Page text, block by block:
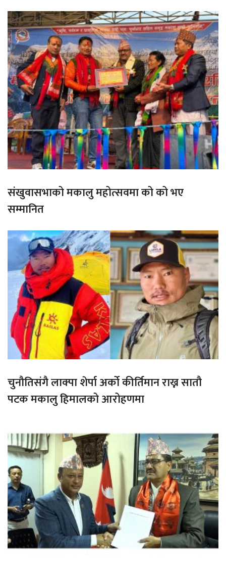
संखुवासभाको मकालु महोत्सवमा को को भए
सम्मानित
चुनौतिसंगै लाक्पा शेर्पा अर्को कीर्तिमान राख्न सातौ
पटक मकालु हिमालको आरोहणमा